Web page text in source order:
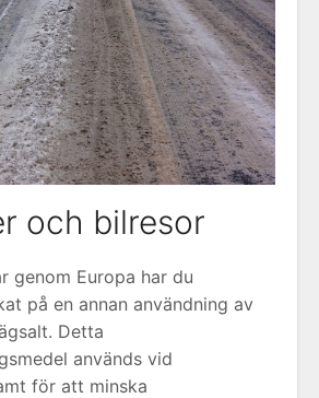
och bilresor
genom Europa har du
på en annan användning av
Detta
används vid
för att minska